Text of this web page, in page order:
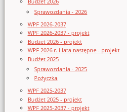
Sprawozdania - 2026
WPF 2026-2037
WPF 2026-2037 - projekt
Budżet 2026 - projekt
WPF 2026 r. i lata następne - projekt
Budżet 2025
Sprawozdania - 2025
Pożyczka
WPF 2025-2037
Budżet 2025 - projekt
WPF 2025-2037 - projekt